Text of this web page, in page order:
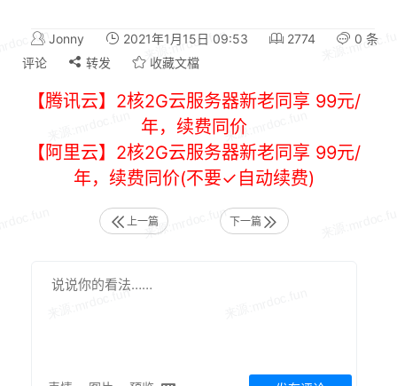
Jonny 2021年1月15日 09:53 2774
0 条
评论
转发 收藏文檔
【腾讯云】2核2G云服务器新老同享 99元/
年，续费同价
【阿里云】2核2G云服务器新老同享 99元/
年，续费同价(不要✓自动续费)
上一篇 下一篇